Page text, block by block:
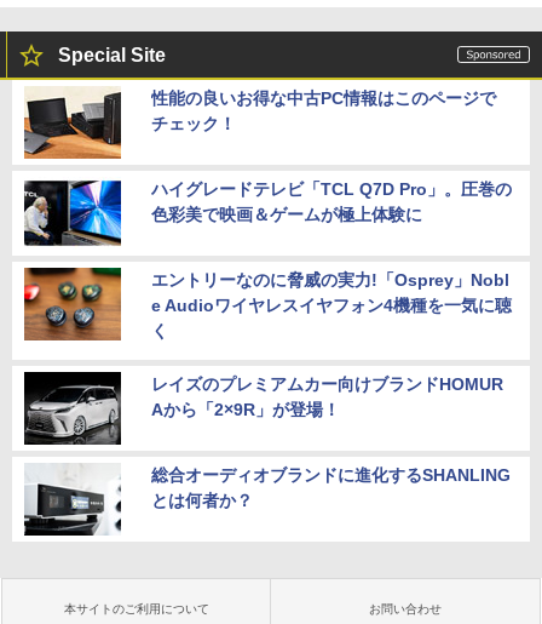
Special Site
性能の良いお得な中古PC情報はこのページで
チェック！
ハイグレードテレビ「TCL Q7D Pro」。圧巻の
色彩美で映画＆ゲームが極上体験に
エントリーなのに脅威の実力!「Osprey」Nobl
e Audioワイヤレスイヤフォン4機種を一気に聴
く
レイズのプレミアムカー向けブランドHOMUR
Aから「2×9R」が登場！
総合オーディオブランドに進化するSHANLING
とは何者か？
本サイトのご利用について お問い合わせ